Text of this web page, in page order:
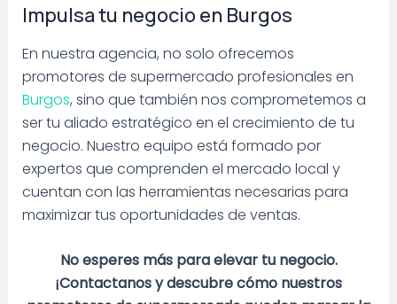
Impulsa tu negocio en Burgos
En nuestra agencia, no solo ofrecemos
promotores de supermercado profesionales en
Burgos, sino que también nos comprometemos a
ser tu aliado estratégico en el crecimiento de tu
negocio. Nuestro equipo está formado por
expertos que comprenden el mercado local y
cuentan con las herramientas necesarias para
maximizar tus oportunidades de ventas.
No esperes más para elevar tu negocio.
¡Contactanos y descubre cómo nuestros